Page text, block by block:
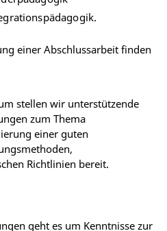
einer Abschlussarbeit finden
stellen wir unterstützende
zum Thema
einer guten
Richtlinien bereit.
geht es um Kenntnisse zur